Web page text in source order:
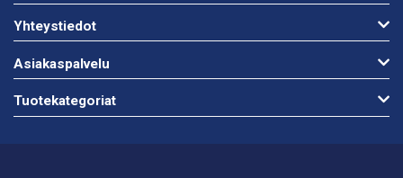
Yhteystiedot
Asiakaspalvelu
Tuotekategoriat